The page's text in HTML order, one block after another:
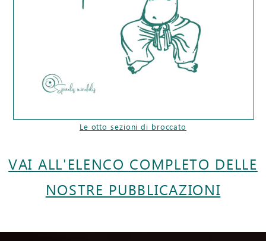
Le otto sezioni di broccato
VAI ALL'ELENCO COMPLETO DELLE
NOSTRE PUBBLICAZIONI